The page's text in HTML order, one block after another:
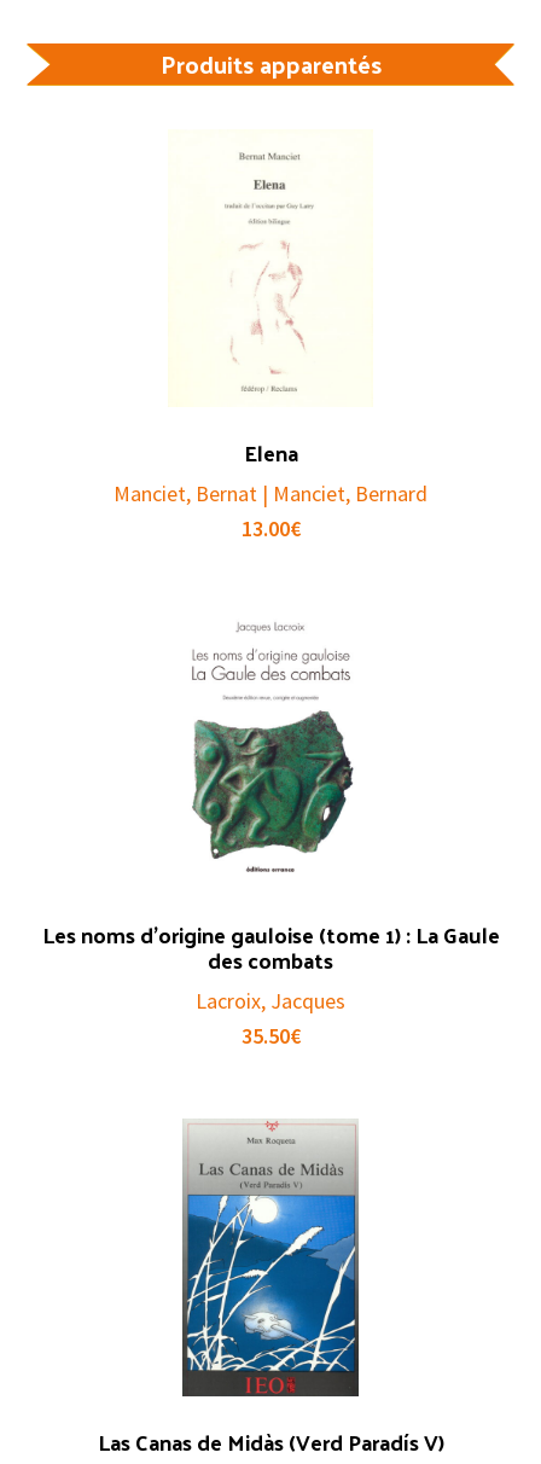
Produits apparentés
Elena
Manciet, Bernat | Manciet, Bernard
13.00€
Les noms d’origine gauloise (tome 1) : La Gaule
des combats
Lacroix, Jacques
35.50€
Las Canas de Midàs (Verd Paradís V)